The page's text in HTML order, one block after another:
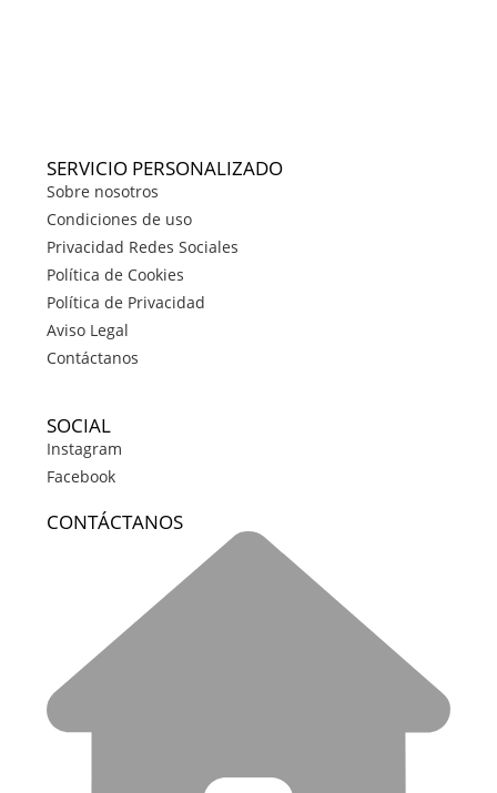
SERVICIO PERSONALIZADO
Sobre nosotros
Condiciones de uso
Privacidad Redes Sociales
Política de Cookies
Política de Privacidad
Aviso Legal
Contáctanos
SOCIAL
Instagram
Facebook
CONTÁCTANOS